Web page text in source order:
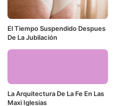
El Tiempo Suspendido Despues
De La Jubilación
La Arquitectura De La Fe En Las
Maxi Iglesias